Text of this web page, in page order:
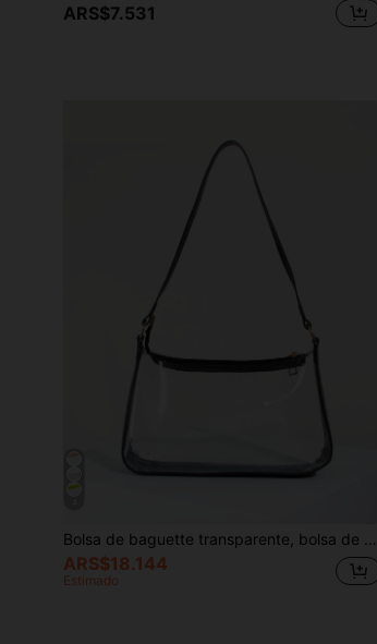
ARS$7.531
Bolsa de baguette transparente, bolsa de monedero transparente transparente aprobada por el estadio 12 X 12 X 6 para conciertos, eventos deportivos, festivales
ARS$18.144
Estimado